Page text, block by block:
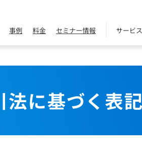
事例 料金 セミナー情報 サービ
法に基づく表